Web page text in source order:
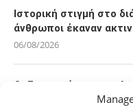
Ιστορική στιγμή στο
άνθρωποι έκαναν
06/08/2026
Οι Ευρωπαίοι
τα νέα Samsung